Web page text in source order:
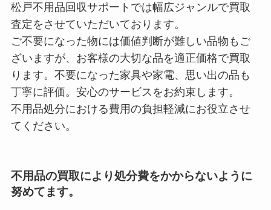
松戸不用品回収サポートでは幅広ジャンルで買取
査定をさせていただいております。
ご不要になった物には価値判断が難しい品物もご
ざいますが、お客様の大切な品を適正価格で買取
ります。不要になった家具や家電、思い出の品も
丁寧に評価。安心のサービスをお約束します。
不用品処分における費用の負担軽減にお役立させ
てください。
不用品の買取により処分費をかからないように
努めてます。